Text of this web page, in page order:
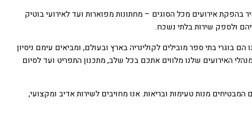
ניסיון עשיר בהפקת אירועים מכל הסוגים – מחתונות מפוארות ועד לאירועי בוטיק
ולספק שירות בלתי נשכח.
בתי ספר מובילים לקולינריה בארץ ובעולם, ומביאים עימם ניסיון
האירועים שלנו מלווים אתכם בכל שלב, מתכנון התפריט ועד לסיום
מנות טעימות ובריאות. אנו מחויבים לשירות אדיב ומקצועי,